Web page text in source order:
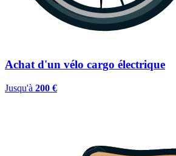
Achat d'un vélo cargo électrique
Jusqu'à 200 €